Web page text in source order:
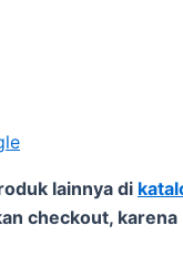
lainnya di
checkout,